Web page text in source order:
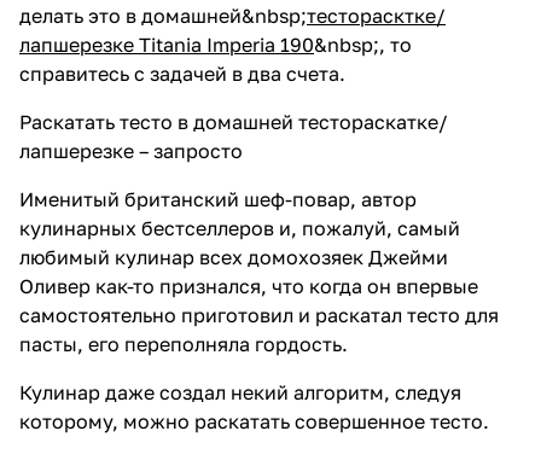
делать это в домашней&nbsp;тесторасктке/
лапшерезке Titania Imperia 190&nbsp;, то
справитесь с задачей в два счета.
Раскатать тесто в домашней тестораскатке/
лапшерезке – запросто
Именитый британский шеф-повар, автор
кулинарных бестселлеров и, пожалуй, самый
любимый кулинар всех домохозяек Джейми
Оливер как-то признался, что когда он впервые
самостоятельно приготовил и раскатал тесто для
пасты, его переполняла гордость.
Кулинар даже создал некий алгоритм, следуя
которому, можно раскатать совершенное тесто.